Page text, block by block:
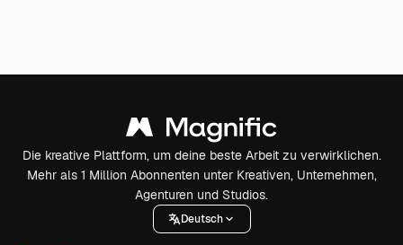
Die kreative Plattform, um deine beste Arbeit zu verwirklichen.
Mehr als 1 Million Abonnenten unter Kreativen, Unternehmen,
Agenturen und Studios.
Deutsch